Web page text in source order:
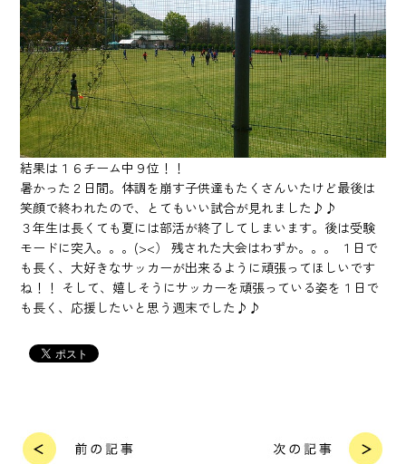
結果は１６チーム中９位！！
暑かった２日間。体調を崩す子供達もたくさんいたけど最後は
笑顔で終われたので、とてもいい試合が見れました♪♪
３年生は長くても夏には部活が終了してしまいます。後は受験
モードに突入。。。(><） 残された大会はわずか。。。 １日で
も長く、大好きなサッカーが出来るように頑張ってほしいです
ね！！ そして、嬉しそうにサッカーを頑張っている姿を１日で
も長く、応援したいと思う週末でした♪♪